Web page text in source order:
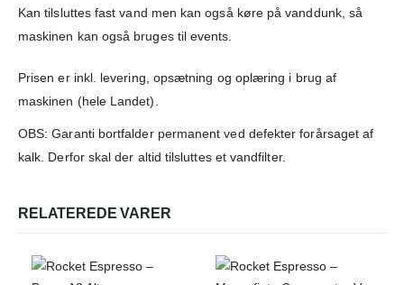
Kan tilsluttes fast vand men kan også køre på vanddunk, så
maskinen kan også bruges til events.
Prisen er inkl. levering, opsætning og oplæring i brug af
maskinen (hele Landet).
OBS: Garanti bortfalder permanent ved defekter forårsaget af
kalk. Derfor skal der altid tilsluttes et vandfilter.
RELATEREDE VARER